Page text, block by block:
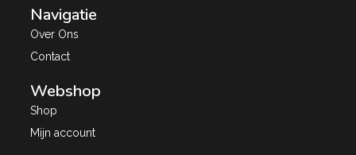
Navigatie
Over Ons
Contact
Webshop
Shop
Mijn account